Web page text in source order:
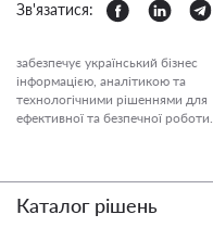
Зв'язатися:
забезпечує український бізнес
інформацією, аналітикою та
технологічними рішеннями для
ефективної та безпечної роботи.
Каталог рішень